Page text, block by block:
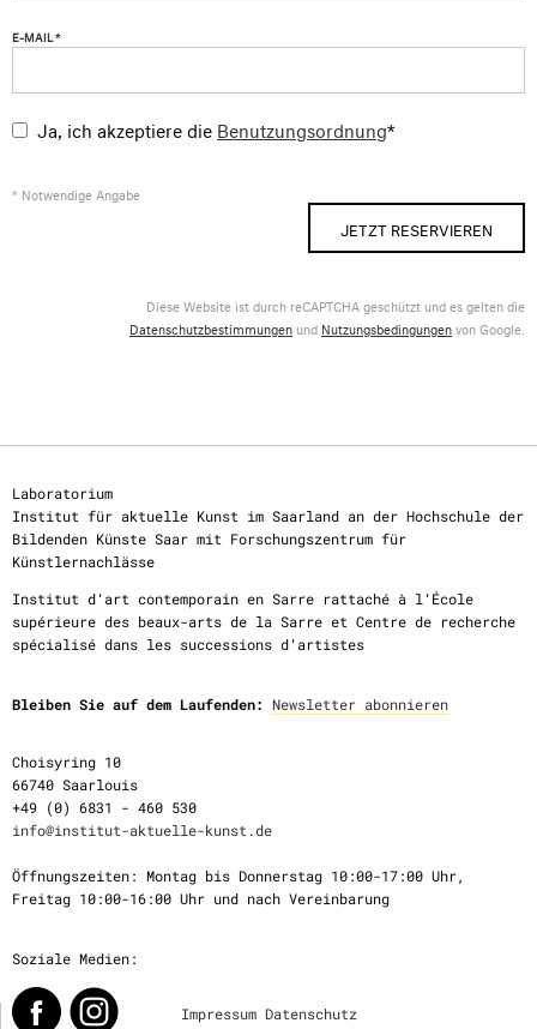
E-MAIL *
Ja, ich akzeptiere die Benutzungsordnung*
* Notwendige Angabe
JETZT RESERVIEREN
Diese Website ist durch reCAPTCHA geschützt und es gelten die
Datenschutzbestimmungen und Nutzungsbedingungenvon Google.
Laboratorium
Institut für aktuelle Kunst im Saarland an der Hochschule der
Bildenden Künste Saar mit Forschungszentrum für
Künstlernachlässe
Institut d‘art contemporain en Sarre rattaché à l‘École
supérieure des beaux-arts de la Sarre et Centre de recherche
spécialisé dans les successions d‘artistes
Bleiben Sie auf dem Laufenden: Newsletter abonnieren
Choisyring 10
66740 Saarlouis
+49 (0) 6831 - 460 530
info@institut-aktuelle-kunst.de
Öffnungszeiten: Montag bis Donnerstag 10:00-17:00 Uhr,
Freitag 10:00-16:00 Uhr und nach Vereinbarung
Soziale Medien:
Impressum Datenschutz